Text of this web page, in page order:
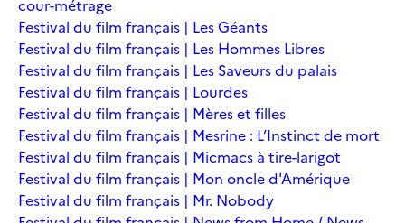
cour-métrage
Festival du film français | Les Géants
Festival du film français | Les Hommes Libres
Festival du film français | Les Saveurs du palais
Festival du film français | Lourdes
Festival du film français | Mères et filles
Festival du film français | Mesrine : L’Instinct de mort
Festival du film français | Micmacs à tire-larigot
Festival du film français | Mon oncle d'Amérique
Festival du film français | Mr. Nobody